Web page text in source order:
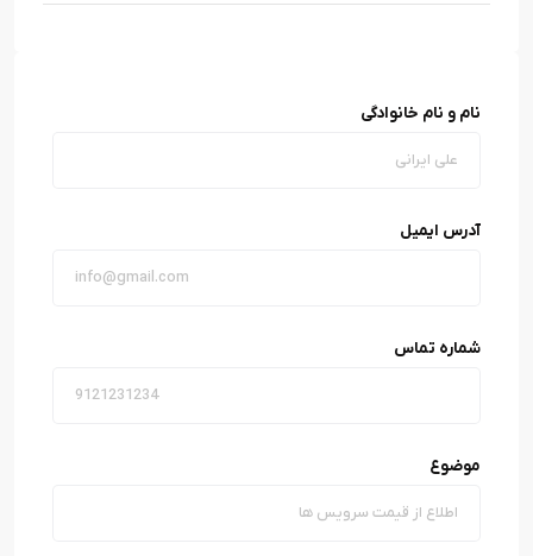
نام و نام خانوادگی
آدرس ایمیل
شماره تماس
موضوع